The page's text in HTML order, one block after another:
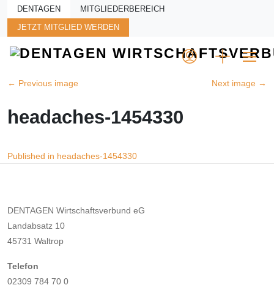
Skip to main content
DENTAGEN MITGLIEDERBEREICH
JETZT MITGLIED WERDEN
← Previous image Next image →
headaches-1454330
Beitragsnavigation
Published in headaches-1454330
DENTAGEN Wirtschaftsverbund eG
Landabsatz 10
45731 Waltrop
Telefon
02309 784 70 0